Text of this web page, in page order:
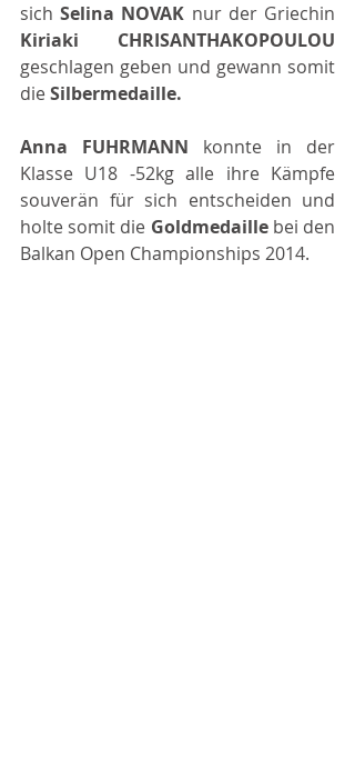
sich Selina NOVAK
geschlagen geben und gewann somit
die Silbermedaille.
Anna FUHRMANN konnte in der
Klasse U18 -52kg alle ihre Kämpfe
souverän für sich entscheiden und
holte somit die Goldmedaille bei den
Balkan Open Championships 2014.